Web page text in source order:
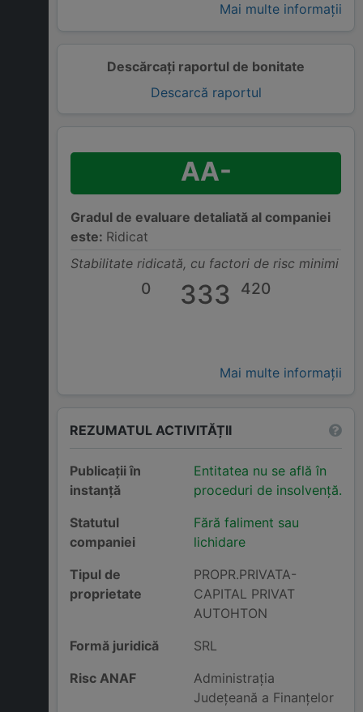
Mai multe informații
Descărcați raportul de bonitate
Descarcă raportul
AA-
Gradul de evaluare detaliată al companiei
este: Ridicat
Stabilitate ridicată, cu factori de risc minimi
0 333 420
Mai multe informații
REZUMATUL ACTIVITĂȚII
Publicații în
instanță
Entitatea nu se află în
proceduri de insolvență.
Statutul
companiei
Fără faliment sau
lichidare
Tipul de
proprietate
PROPR.PRIVATA-
CAPITAL PRIVAT
AUTOHTON
Formă juridică
SRL
Risc ANAF
Administraţia
Judeţeană a Finanţelor